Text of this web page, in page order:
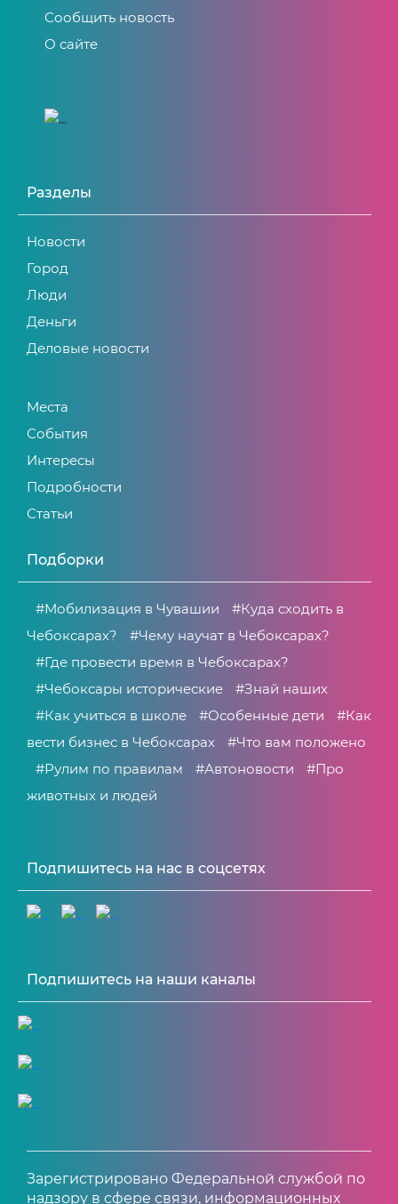
Сообщить новость
О сайте
Разделы
Новости
Город
Люди
Деньги
Деловые новости
Места
События
Интересы
Подробности
Статьи
Подборки
#Мобилизация в Чувашии
#Куда сходить в
Чебоксарах?
#Чему научат в Чебоксарах?
#Где провести время в Чебоксарах?
#Чебоксары исторические
#Знай наших
#Как учиться в школе
#Особенные дети
#Как
вести бизнес в Чебоксарах
#Что вам положено
#Рулим по правилам
#Автоновости
#Про
животных и людей
Подпишитесь на нас в соцсетях
Подпишитесь на наши каналы
Зарегистрировано Федеральной службой по
надзору в сфере связи, информационных